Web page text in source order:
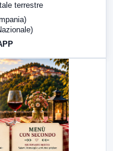
LabNews (replica)
terrestre